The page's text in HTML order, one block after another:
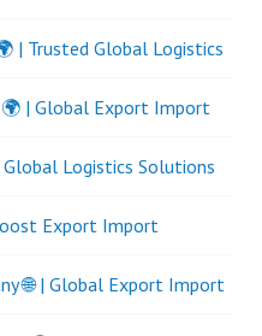
| Trusted Global Logistics
🌍 | Global Export Import
Global Logistics Solutions
Export Import
🌐 | Global Export Import